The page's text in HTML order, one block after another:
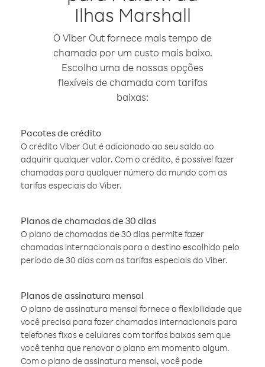
Ilhas Marshall
O Viber Out fornece mais tempo de
chamada por um custo mais baixo.
Escolha uma de nossas opções
flexíveis de chamada com tarifas
baixas:
Pacotes de crédito
O crédito Viber Out é adicionado ao seu saldo ao
adquirir qualquer valor. Com o crédito, é possível fazer
chamadas para qualquer número do mundo com as
tarifas especiais do Viber.
Planos de chamadas de 30 dias
O plano de chamadas de 30 dias permite fazer
chamadas internacionais para o destino escolhido pelo
período de 30 dias com as tarifas especiais do Viber.
Planos de assinatura mensal
O plano de assinatura mensal fornece a flexibilidade que
você precisa para fazer chamadas internacionais para
telefones fixos e celulares com tarifas baixas sem que
você tenha que renovar o plano em momento algum.
Com o plano de assinatura mensal, você pode